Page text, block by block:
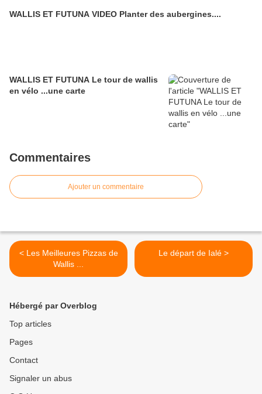
WALLIS ET FUTUNA VIDEO Planter des aubergines....
WALLIS ET FUTUNA Le tour de wallis
en vélo ...une carte
Commentaires
Ajouter un commentaire
< Les Meilleures Pizzas de
Wallis ...
Le départ de Ialé >
Hébergé par Overblog
Top articles
Pages
Contact
Signaler un abus